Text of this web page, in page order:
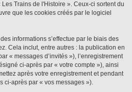
Trains de l'Histoire ». Ceux-ci sortent du
que les cookies créés par le logiciel
informations s’effectue par le biais des
Cela inclut, entre autres : la publication en
« messages d’invités »), l’enregistrement
ci-après par « votre compte »), ainsi
après votre enregistrement et pendant
ci-après par « vos messages »).